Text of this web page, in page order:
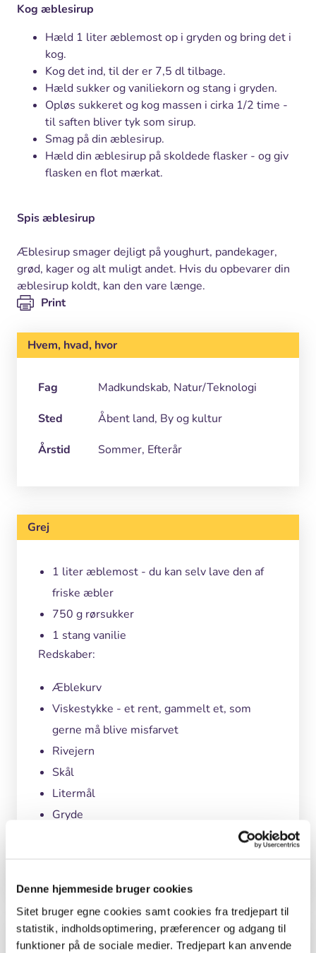
Denne hjemmeside bruger cookies
Sitet bruger egne cookies samt cookies fra tredjepart til
statistik, indholdsoptimering, præferencer og adgang til
funktioner på de sociale medier. Tredjepart kan anvende
Kog æblesirup
Hæld 1 liter æblemost op i gryden og bring det i
kog.
Kog det ind, til der er 7,5 dl tilbage.
Hæld sukker og vaniliekorn og stang i gryden.
Opløs sukkeret og kog massen i cirka 1/2 time -
til saften bliver tyk som sirup.
Smag på din æblesirup.
Hæld din æblesirup på skoldede flasker - og giv
flasken en flot mærkat.
Spis æblesirup
Æblesirup smager dejligt på youghurt, pandekager,
grød, kager og alt muligt andet. Hvis du opbevarer din
æblesirup koldt, kan den vare længe.
Print
Hvem, hvad, hvor
Fag
Madkundskab, Natur/Teknologi
Sted
Åbent land, By og kultur
Årstid
Sommer, Efterår
Grej
1 liter æblemost - du kan selv lave den af
friske æbler
750 g rørsukker
1 stang vanilie
Redskaber:
Æblekurv
Viskestykke - et rent, gammelt et, som
gerne må blive misfarvet
Rivejern
Skål
Litermål
Gryde
Undervisningsmål